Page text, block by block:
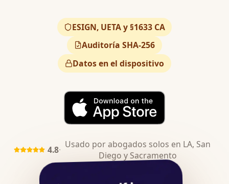
ESIGN, UETA y §1633 CA
Auditoría SHA-256
Datos en el dispositivo
4.8· Usado por abogados solos en LA, San
Diego y Sacramento